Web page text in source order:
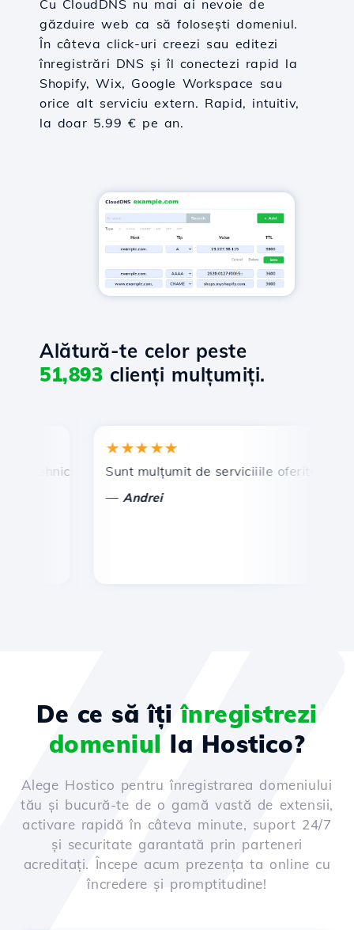
Cu CloudDNS nu mai ai nevoie de
găzduire web ca să folosești domeniul.
În câteva click-uri creezi sau editezi
înregistrări DNS și îl conectezi rapid la
Shopify, Wix, Google Workspace sau
orice alt serviciu extern. Rapid, intuitiv,
la doar 5.99 € pe an.
Alătură-te celor peste
51,893 clienți mulțumiți.
prompt și eficient.
★★★★★
Sunt mulțumit de serviciiile oferite de
Andrei
De ce să îțiînregistrezi
domeniul la Hostico?
Alege Hostico pentru înregistrarea domeniului
tău și bucură-te de o gamă vastă de extensii,
activare rapidă în câteva minute, suport 24/7
și securitate garantată prin parteneri
acreditați. Începe acum prezența ta online cu
încredere și promptitudine!